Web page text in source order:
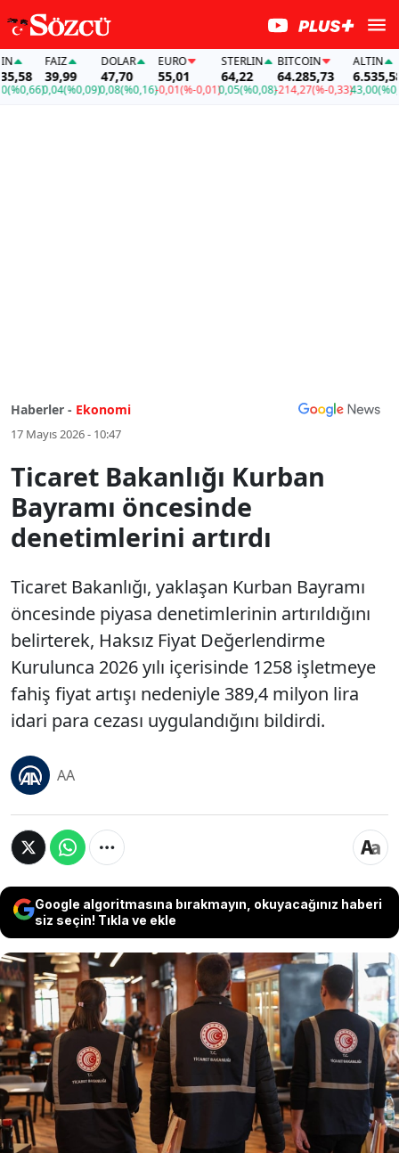
FAİZ
39,99
0,04(%0,09)
DOLAR
47,70
0,08(%0,16)
EURO
55,01
-0,01(%-0,01)
STERLIN
64,22
0,05(%0,08)
BITCOIN
64.285,73
-214,27(%-0,33)
ALTIN
6.535,58
43,00
Haberler - Ekonomi
17 Mayıs 2026 - 10:47
Ticaret Bakanlığı Kurban
Bayramı öncesinde
denetimlerini artırdı
Ticaret Bakanlığı, yaklaşan Kurban Bayramı
öncesinde piyasa denetimlerinin artırıldığını
belirterek, Haksız Fiyat Değerlendirme
Kurulunca 2026 yılı içerisinde 1258 işletmeye
fahiş fiyat artışı nedeniyle 389,4 milyon lira
idari para cezası uygulandığını bildirdi.
AA
Google algoritmasına bırakmayın, okuyacağınız haberi
siz seçin! Tıkla ve ekle
Ticaret Bakanlığı, yaklaşan Kurban Bayramı
öncesinde piyasa denetimlerinin artırıldığını
belirterek, Haksız Fiyat Değerlendirme
Kurulunca 2026 yılı içerisinde 1258 işletmeye
fahiş fiyat artışı nedeniyle 389,4 milyon lira idari
para cezası uygulandığını bildirdi.